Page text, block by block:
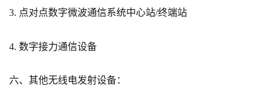
3. 点对点数字微波通信系统中心站/终端站
4. 数字接力通信设备
六、其他无线电发射设备：